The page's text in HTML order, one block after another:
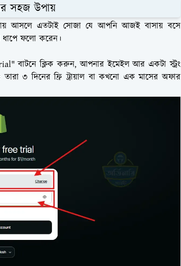
সহজ উপায়
আসলে এতটাই সোজা যে আপনি আজই বাসায় বসে
ধাপে ফলো করেন।
বাটনে ক্লিক করুন, আপনার ইমেইল আর একটা স্ট্রং
৩ দিনের ফ্রি ট্রায়াল বা কখনো এক মাসের অফার